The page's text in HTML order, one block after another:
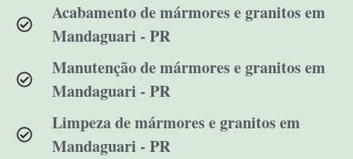
Acabamento de mármores e granitos em
Mandaguari - PR
Manutenção de mármores e granitos em
Mandaguari - PR
Limpeza de mármores e granitos em
Mandaguari - PR